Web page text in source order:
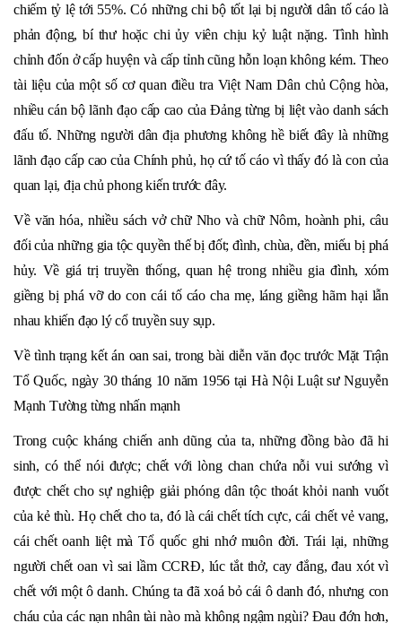
chiếm tỷ lệ tới 55%. Có những chi bộ tốt lại bị người dân tố cáo là
phản động, bí thư hoặc chi ủy viên chịu kỷ luật nặng. Tình hình
chỉnh đốn ở cấp huyện và cấp tỉnh cũng hỗn loạn không kém. Theo
tài liệu của một số cơ quan điều tra Việt Nam Dân chủ Cộng hòa,
nhiều cán bộ lãnh đạo cấp cao của Đảng từng bị liệt vào danh sách
đấu tố. Những người dân địa phương không hề biết đây là những
lãnh đạo cấp cao của Chính phủ, họ cứ tố cáo vì thấy đó là con của
quan lại, địa chủ phong kiến trước đây.
Về văn hóa, nhiều sách vở chữ Nho và chữ Nôm, hoành phi, câu
đối của những gia tộc quyền thế bị đốt; đình, chùa, đền, miếu bị phá
hủy. Về giá trị truyền thống, quan hệ trong nhiều gia đình, xóm
giềng bị phá vỡ do con cái tố cáo cha mẹ, láng giềng hãm hại lẫn
nhau khiến đạo lý cổ truyền suy sụp.
Về tình trạng kết án oan sai, trong bài diễn văn đọc trước Mặt Trận
Tổ Quốc, ngày 30 tháng 10 năm 1956 tại Hà Nội Luật sư Nguyễn
Mạnh Tường từng nhấn mạnh
Trong cuộc kháng chiến anh dũng của ta, những đồng bào đã hi
sinh, có thể nói được; chết với lòng chan chứa nỗi vui sướng vì
được chết cho sự nghiệp giải phóng dân tộc thoát khỏi nanh vuốt
của kẻ thù. Họ chết cho ta, đó là cái chết tích cực, cái chết vẻ vang,
cái chết oanh liệt mà Tổ quốc ghi nhớ muôn đời. Trái lại, những
người chết oan vì sai lầm CCRĐ, lúc tắt thở, cay đắng, đau xót vì
chết với một ô danh. Chúng ta đã xoá bỏ cái ô danh đó, nhưng con
cháu của các nạn nhân tài nào mà không ngậm ngùi? Đau đớn hơn,